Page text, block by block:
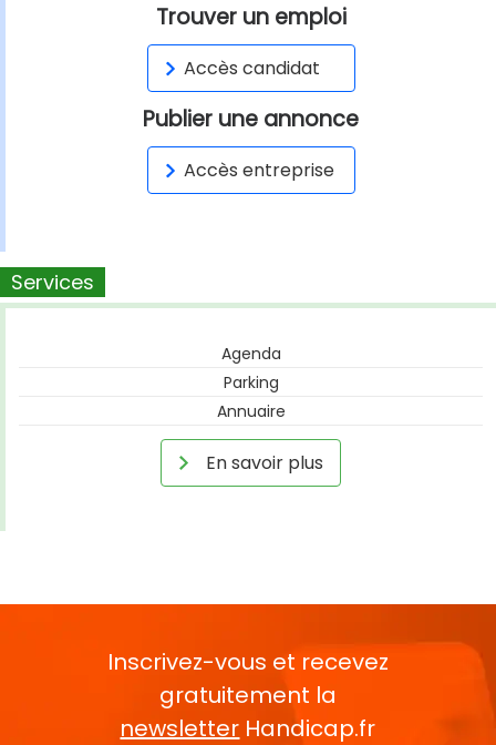
Trouver un emploi
Accès candidat
Publier une annonce
Accès entreprise
Services
Agenda
Parking
Annuaire
En savoir plus
Inscrivez-vous et recevez
gratuitement la
newsletter Handicap.fr